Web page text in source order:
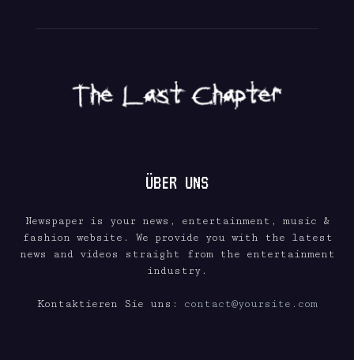
ÜBER UNS
Newspaper is your news, entertainment, music &
fashion website. We provide you with the latest
news and videos straight from the entertainment
industry.
Kontaktieren Sie uns: contact@yoursite.com